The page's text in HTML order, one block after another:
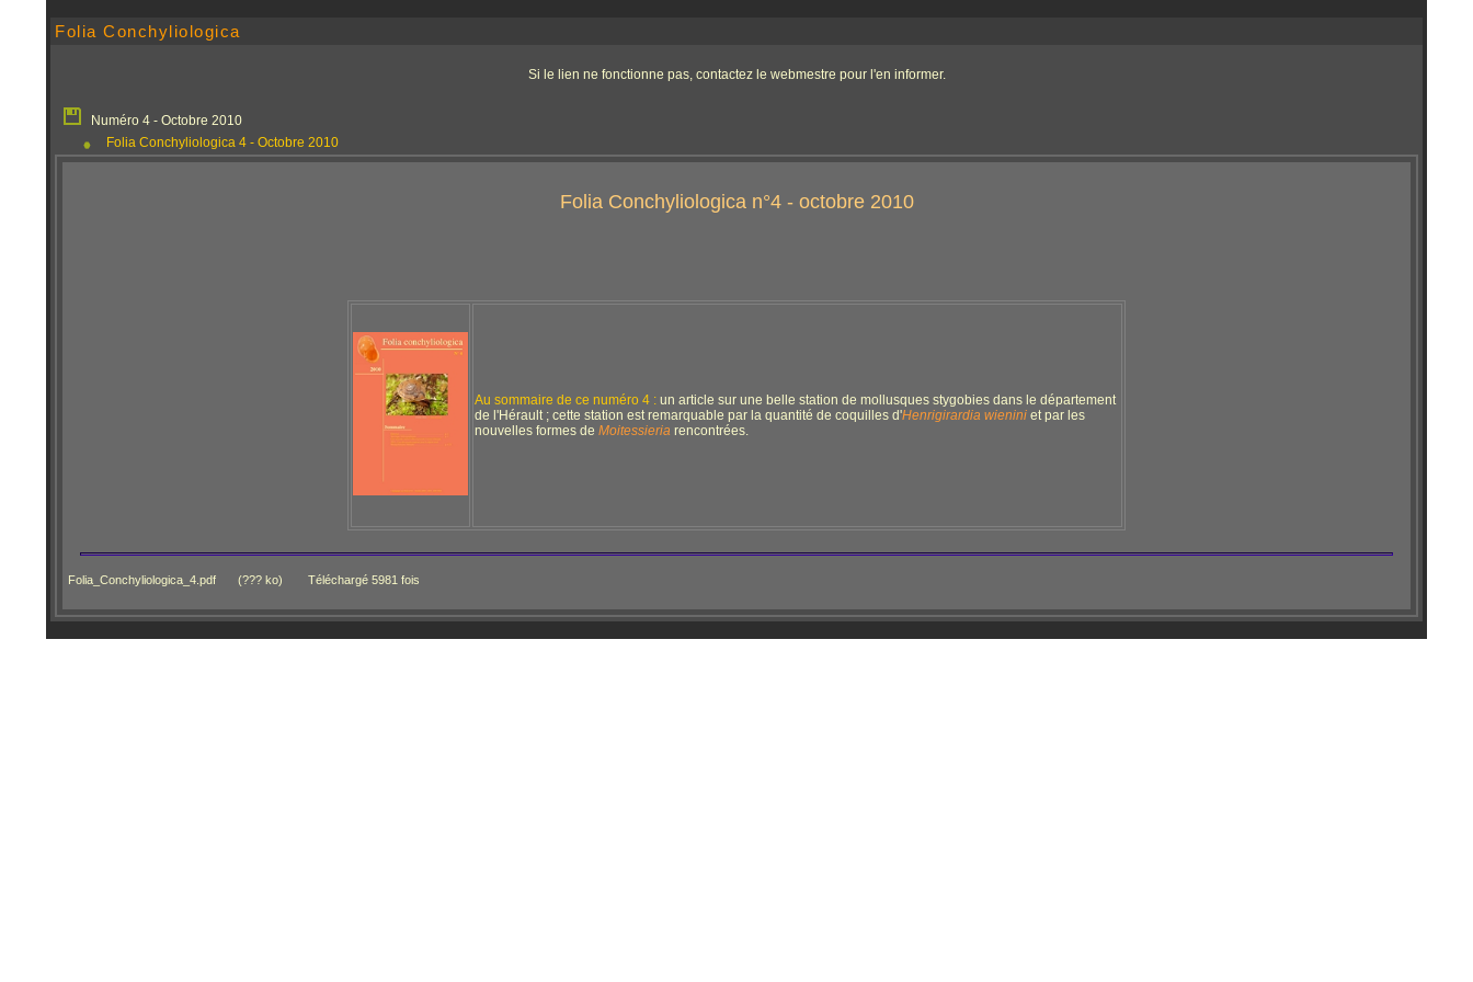
Folia Conchyliologica
Si le lien ne fonctionne pas, contactez le webmestre pour l'en informer.
Numéro 4 - Octobre 2010
Folia Conchyliologica 4 - Octobre 2010
Folia Conchyliologica n°4 - octobre 2010
Au sommaire de ce numéro 4 : un article sur une belle station de mollusques stygobies dans le département
de l'Hérault ; cette station est remarquable par la quantité de coquilles d'Henrigirardia wienini et par les
nouvelles formes de Moitessieria rencontrées.
Folia_Conchyliologica_4.pdf (??? ko) Téléchargé 5981 fois